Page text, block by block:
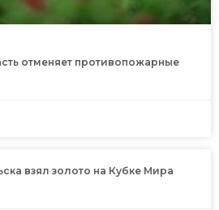
отменяет противопожарные
взял золото на Кубке Мира